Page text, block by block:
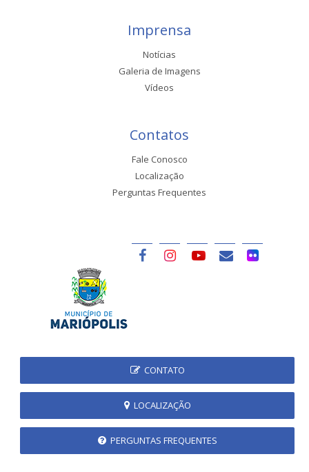
Imprensa
Notícias
Galeria de Imagens
Vídeos
Contatos
Fale Conosco
Localização
Perguntas Frequentes
CONTATO
LOCALIZAÇÃO
PERGUNTAS FREQUENTES